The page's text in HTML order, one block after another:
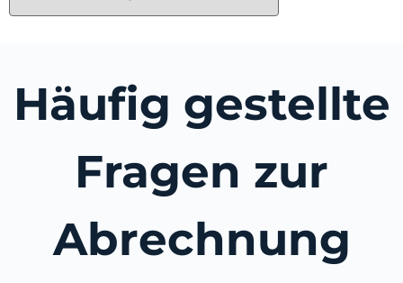
Häufig gestellte
Fragen zur
Abrechnung